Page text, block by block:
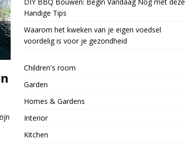
Handige Tips
Waarom het kweken van je eigen voedsel
voordelig is voor je gezondheid
Children's room
Garden
Homes & Gardens
Interior
Kitchen